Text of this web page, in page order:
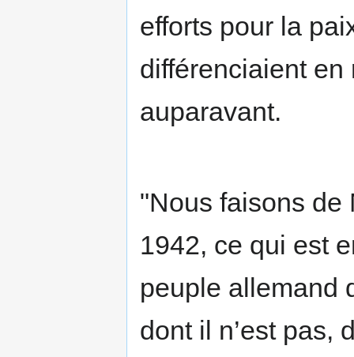
efforts pour la
différenciaient en
auparavant.
"Nous faisons de
1942, ce qui est
peuple allemand
dont il n’est pas,